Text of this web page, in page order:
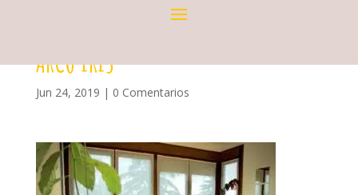
ARCO IRIS
Jun 24, 2019 | 0 Comentarios